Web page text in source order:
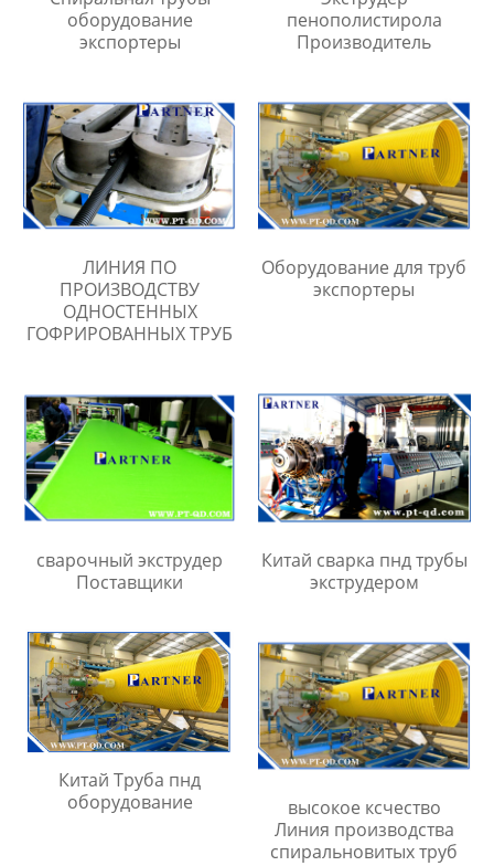
оборудование
экспортеры
пенополистирола
Производитель
ЛИНИЯ ПО
ПРОИЗВОДСТВУ
ОДНОСТЕННЫХ
ГОФРИРОВАННЫХ ТРУБ
Оборудование для труб
экспортеры
сварочный экструдер
Поставщики
Китай сварка пнд трубы
экструдером
Китай Труба пнд
оборудование
высокое ксчество
Линия производства
спиральновитых труб